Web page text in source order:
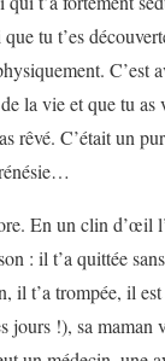
tu t’es
C’est
la vie et que tu as
rêvé. C’était un
En un clin d’œil
: il t’a quittée
il t’a trompée, il
jours !), sa maman